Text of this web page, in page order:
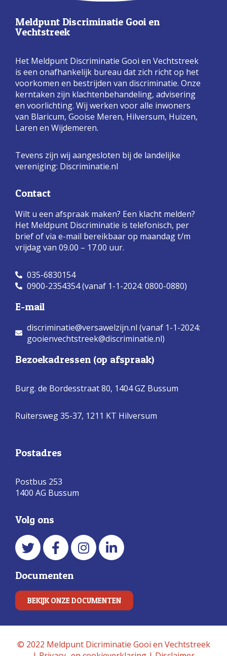
Meldpunt Discriminatie Gooi en
Vechtstreek
Het Meldpunt Discriminatie Gooi en Vechtstreek
is een onafhankelijk bureau dat zich richt op het
voorkomen en bestrijden van discriminatie. Onze
kerntaken zijn klachtenbehandeling, advisering
en voorlichting. Wij werken voor alle inwoners
van Blaricum, Gooise Meren, Hilversum, Huizen,
Laren en Wijdemeren.
Tevens zijn wij aangesloten bij de landelijke
vereniging: Discriminatie.nl
Contact
Wilt u een afspraak maken? Een klacht melden?
Het Meldpunt Discriminatie is telefonisch, per
brief of via e-mail bereikbaar op maandag t/m
vrijdag van 09.00 – 17.00 uur.
035-6830154
0900-2354354 (vanaf 1-1-2024: 0800-0880)
E-mail
discriminatie@versawelzijn.nl (vanaf 1-1-2024:
gooienvechtstreek@discriminatie.nl)
Bezoekadressen (op afspraak)
Burg. de Bordesstraat 80, 1404 GZ Bussum
Ruitersweg 35-37, 1211 KT Hilversum
Postadres
Postbus 253
1400 AG Bussum
Volg ons
Documenten
BEKIJK ONZE DOCUMENTEN
© 2022 Meldpunt Dicriminatie Gooi en Vechtstreek